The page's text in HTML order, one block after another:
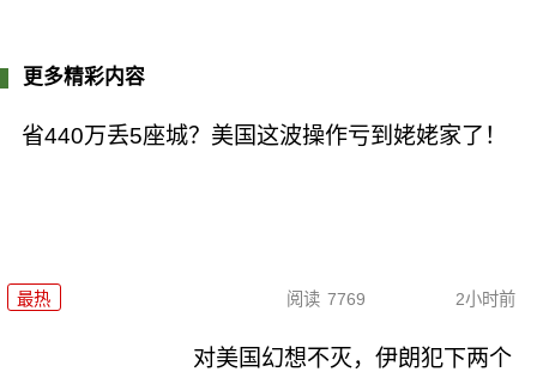
更多精彩内容
省440万丢5座城？美国这波操作亏到姥姥家了！
最热 阅读 7769 2小时前
对美国幻想不灭，伊朗犯下两个